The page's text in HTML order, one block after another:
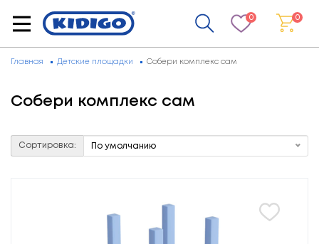
0 0
Главная Детские площадки Собери комплекс сам
Собери комплекс сам
Сортировка: По умолчанию